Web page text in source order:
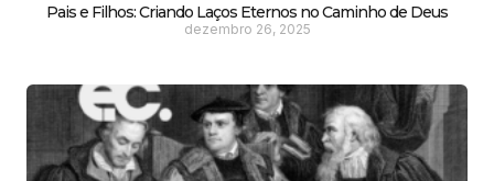
Pais e Filhos: Criando Laços Eternos no Caminho de Deus
dezembro 26, 2025